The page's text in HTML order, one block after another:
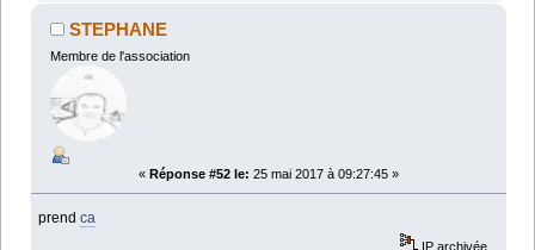
STEPHANE
Membre de l'association
« Réponse #52 le: 25 mai 2017 à 09:27:45 »
prendca
IP archivée